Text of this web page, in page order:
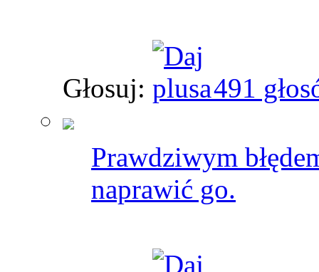
Głosuj: 491
Prawdziwym
naprawić go.